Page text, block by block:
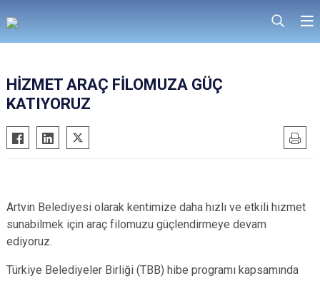
HİZMET ARAÇ FİLOMUZA GÜÇ
KATIYORUZ
Artvin Belediyesi olarak kentimize daha hızlı ve etkili hizmet
sunabilmek için araç filomuzu güçlendirmeye devam
ediyoruz.
Türkiye Belediyeler Birliği (TBB) hibe programı kapsamında